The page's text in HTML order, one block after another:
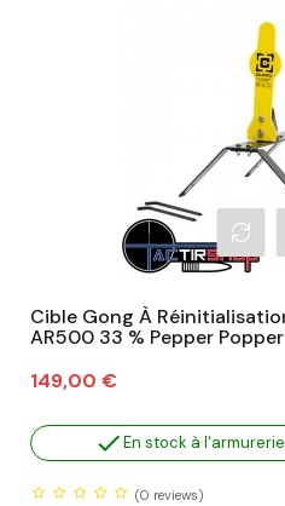
Cible Gong À
AR500 33 % Pepper Popper
Prix
149,00 €
En stock à
(0 reviews)